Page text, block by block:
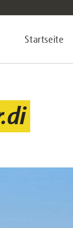
Startseite